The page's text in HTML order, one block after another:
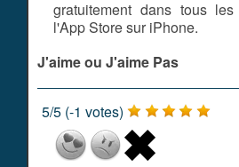
gratuitement dans tous
l'App Store sur iPhone.
J'aime ou J'aime Pas
5/5 (-1 votes)